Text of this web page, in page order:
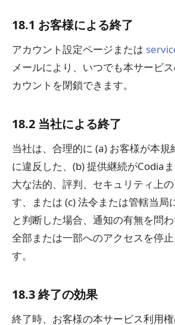
18.1 お客様による終了
アカウント設定ページまたは
メールにより、いつでも本サービ
カウントを閉鎖できます。
18.2 当社による終了
当社は、合理的に (a) お客様が本規
に違反した、(b) 提供継続がCodia
大な法的、評判、セキュリティ上
す、または (c) 法令または管轄当局
と判断した場合、通知の有無を問
全部または一部へのアクセスを停
す。
18.3 終了の効果
終了時、お客様の本サービス利用